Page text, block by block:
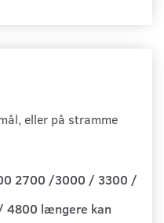
eller på stramme
2700 /3000 / 3300 /
længere kan